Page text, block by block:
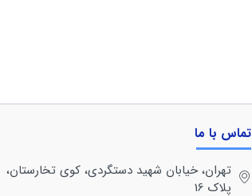
تماس با ما
تهران، خيابان شهيد دستگردی، كوی تخارستان،
پلاک 16